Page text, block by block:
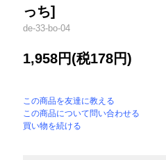
っち]
de-33-bo-04
1,958円(税178円)
この商品を友達に教える
この商品について問い合わせる
買い物を続ける